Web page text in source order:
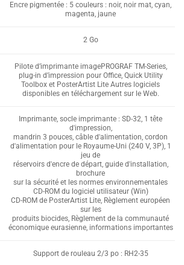
Encre pigmentée : 5 couleurs : noir, noir mat, cyan,
magenta, jaune
2 Go
Pilote d’imprimante imagePROGRAF TM-Series,
plug-in d’impression pour Office, Quick Utility
Toolbox et PosterArtist Lite Autres logiciels
disponibles en téléchargement sur le Web.
Imprimante, socle imprimante : SD-32, 1 tête
d'impression,
mandrin 3 pouces, câble d'alimentation, cordon
d'alimentation pour le Royaume-Uni (240 V, 3P), 1
jeu de
réservoirs d'encre de départ, guide d'installation,
brochure
sur la sécurité et les normes environnementales
CD-ROM du logiciel utilisateur (Win)
CD-ROM de PosterArtist Lite, Règlement européen
sur les
produits biocides, Règlement de la communauté
économique eurasienne, informations importantes
Support de rouleau 2/3 po : RH2-35